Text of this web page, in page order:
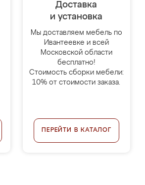
Доставка
и установка
Мы доставляем мебель по
Ивантеевке и всей
Московской области
бесплатно!
Стоимость сборки мебели:
10% от стоимости заказа.
ПЕРЕЙТИ В КАТАЛОГ